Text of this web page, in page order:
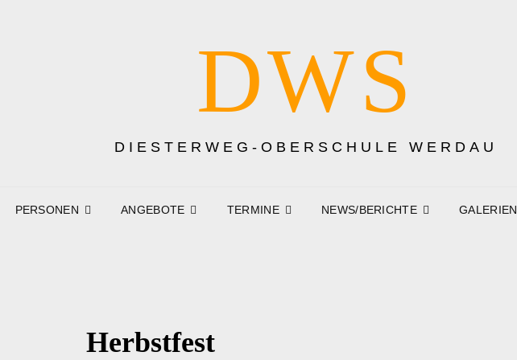
DWS
DIESTERWEG-OBERSCHULE WERDAU
PERSONEN ANGEBOTE TERMINE NEWS/BERICHTE GALERIEN
Herbstfest